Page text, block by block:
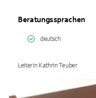
Beratungssprachen
deutsch
Leiterin Kathrin Teuber